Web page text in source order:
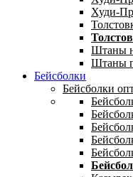
Худи-
Штаны
Штаны
Бейсболки
Бейсболки